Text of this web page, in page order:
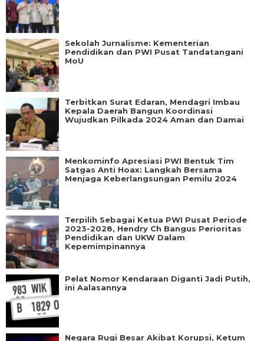
Sekolah Jurnalisme: Kementerian
Pendidikan dan PWI Pusat Tandatangani
MoU
Terbitkan Surat Edaran, Mendagri Imbau
Kepala Daerah Bangun Koordinasi
Wujudkan Pilkada 2024 Aman dan Damai
Menkominfo Apresiasi PWI Bentuk Tim
Satgas Anti Hoax: Langkah Bersama
Menjaga Keberlangsungan Pemilu 2024
Terpilih Sebagai Ketua PWI Pusat Periode
2023-2028, Hendry Ch Bangus Perioritas
Pendidikan dan UKW Dalam
Kepemimpinannya
Pelat Nomor Kendaraan Diganti Jadi Putih,
ini Aalasannya
Negara Rugi Besar Akibat Korupsi, Ketum